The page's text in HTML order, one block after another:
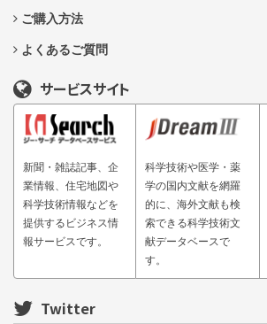
ご購入方法
よくあるご質問
サービスサイト
新聞・雑誌記事、企
業情報、住宅地図や
科学技術情報などを
提供するビジネス情
報サービスです。
科学技術や医学・薬
学の国内文献を網羅
的に、海外文献も検
索できる科学技術文
献データベースで
す。
Twitter